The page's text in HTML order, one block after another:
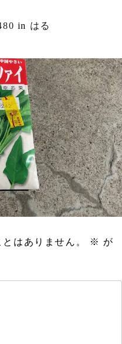
in はる
はありません。 ※ が